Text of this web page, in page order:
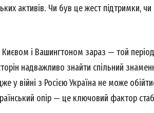
активів. Чи був це жест підтримки,
Києвом і Вашингтоном зараз — той
надважливо знайти спільний
у війні з Росією Україна не може
опір — це ключовий фактор